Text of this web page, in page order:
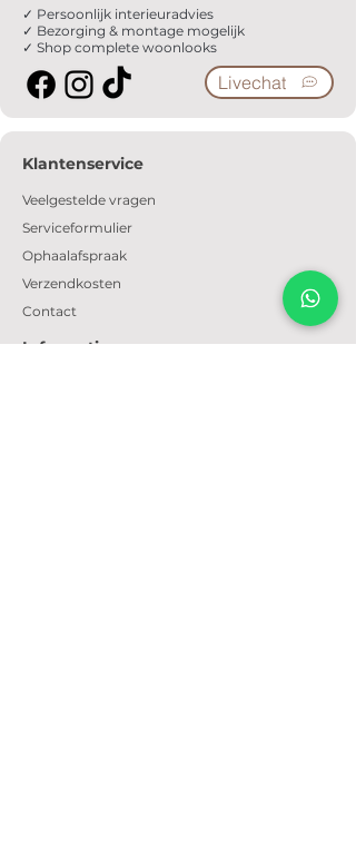
✓ Persoonlijk interieuradvies
✓ Bezorging & montage mogelijk
✓ Shop complete woonlooks
Livechat
Klantenservice
Veelgestelde vragen
Serviceformulier
Ophaalafspraak
Verzendkosten
Contact
Informatie